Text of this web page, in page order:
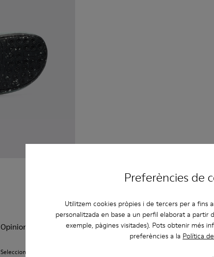
Preferències de
Utilitzem cookies pròpies i de tercers per a fins
personalitzada en base a un perfil elaborat a partir
exemple, pàgines visitades). Pots obtenir més
preferències a la Política
Opinions de Wabi
Seleccioneu una puntuació a continuació per filtrar les ressenyes.